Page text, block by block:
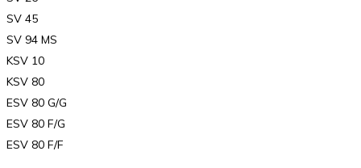
SV 45
SV 94 MS
KSV 10
KSV 80
ESV 80 G/G
ESV 80 F/G
ESV 80 F/F